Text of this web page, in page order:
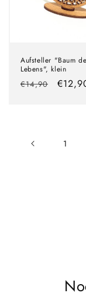
Aufsteller "Baum
Lebens", klein
Normaler
€14,90
1